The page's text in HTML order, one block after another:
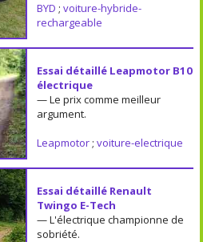
BYD ; voiture-hybride-
rechargeable
Essai détaillé Leapmotor B10
électrique
— Le prix comme meilleur
argument.
Leapmotor; voiture-electrique
Essai détaillé Renault
Twingo E-Tech
— L'électrique championne de
sobriété.